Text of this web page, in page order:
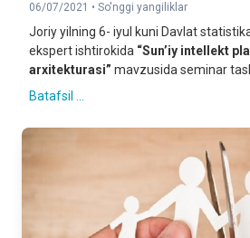
06/07/2021 • So'nggi yangiliklar
Joriy yilning 6- iyul kuni Davlat
ekspert ishtirokida “Sun’iy intellekt
arxitekturasi” mavzusida seminar
Batafsil ...